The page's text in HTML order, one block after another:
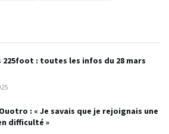
225foot : toutes les infos du 28 mars
: « Je savais que je rejoignais une
difficulté »